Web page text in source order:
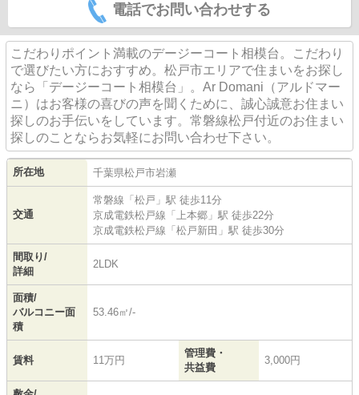
電話でお問い合わせする
こだわりポイント満載のデージーコート相模台。こだわり
で選びたい方におすすめ。松戸市エリアで住まいをお探し
なら「デージーコート相模台」。Ar Domani（アルドマー
ニ）はお客様の喜びの声を聞くために、誠心誠意お住まい
探しのお手伝いをしています。常磐線松戸付近のお住まい
探しのことならお気軽にお問い合わせ下さい。
所在地 千葉県松戸市岩瀬
交通
常磐線 「 松戸 」駅 徒歩11分
京成電鉄松戸線 「 上本郷 」駅 徒歩22分
京成電鉄松戸線 「 松戸新田 」駅 徒歩30分
間取り/
詳細
2LDK
面積/
バルコニー面
積
53.46㎡/-
賃料 11万円
管理費・
共益費
3,000円